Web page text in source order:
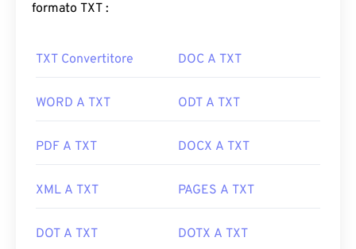
formato TXT :
TXT Convertitore DOC A TXT
WORD A TXT ODT A TXT
PDF A TXT DOCX A TXT
XML A TXT PAGES A TXT
DOT A TXT DOTX A TXT